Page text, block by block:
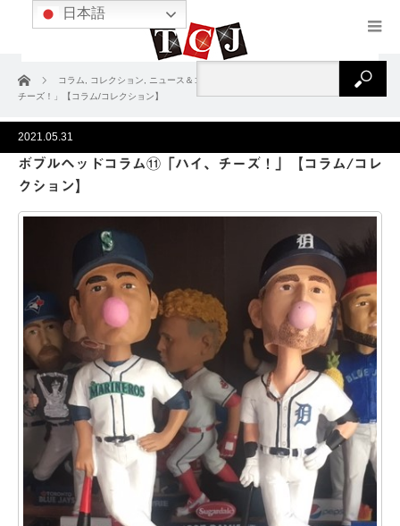
ホーム コラム コレクション ニュース＆コラム
ボブルヘッドコラム⑪「ハイ、
チーズ！」【コラム/コレクション】
2021.05.31
ボブルヘッドコラム⑪「ハイ、チーズ！」【コラム/コレ
クション】
日本語